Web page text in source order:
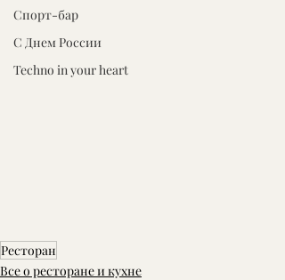
Спорт-бар
С Днем России
Techno in your heart
Ресторан
Все о ресторане и кухне